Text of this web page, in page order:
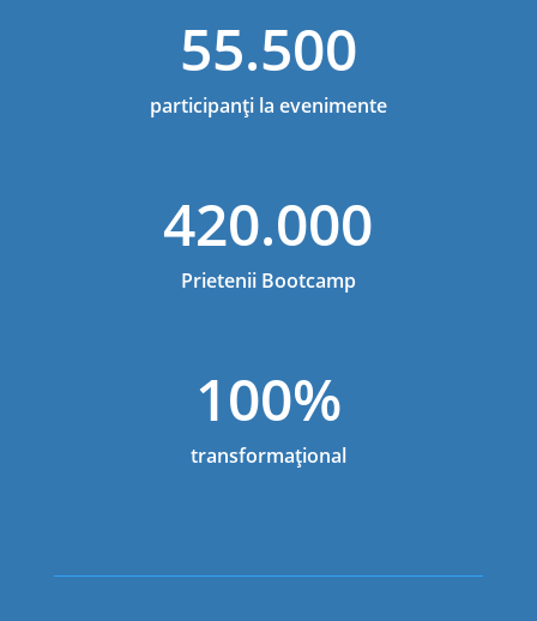
55.500
participanți la evenimente
420.000
Prietenii Bootcamp
100%
transformațional